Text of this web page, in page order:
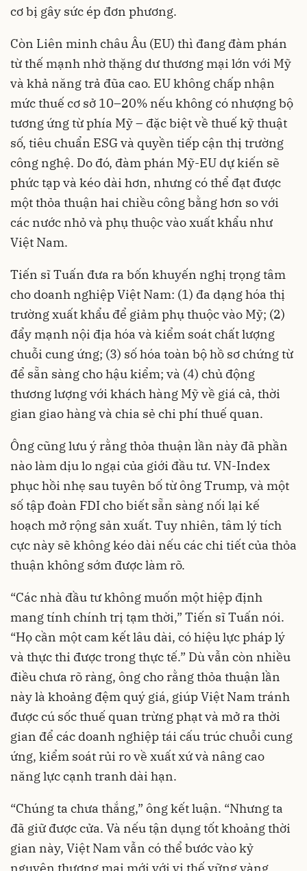
cơ bị gây sức ép đơn phương.
Còn Liên minh châu Âu (EU) thì đang đàm phán
từ thế mạnh nhờ thặng dư thương mại lớn với Mỹ
và khả năng trả đũa cao. EU không chấp nhận
mức thuế cơ sở 10–20% nếu không có nhượng bộ
tương ứng từ phía Mỹ – đặc biệt về thuế kỹ thuật
số, tiêu chuẩn ESG và quyền tiếp cận thị trường
công nghệ. Do đó, đàm phán Mỹ-EU dự kiến sẽ
phức tạp và kéo dài hơn, nhưng có thể đạt được
một thỏa thuận hai chiều công bằng hơn so với
các nước nhỏ và phụ thuộc vào xuất khẩu như
Việt Nam.
Tiến sĩ Tuấn đưa ra bốn khuyến nghị trọng tâm
cho doanh nghiệp Việt Nam: (1) đa dạng hóa thị
trường xuất khẩu để giảm phụ thuộc vào Mỹ; (2)
đẩy mạnh nội địa hóa và kiểm soát chất lượng
chuỗi cung ứng; (3) số hóa toàn bộ hồ sơ chứng từ
để sẵn sàng cho hậu kiểm; và (4) chủ động
thương lượng với khách hàng Mỹ về giá cả, thời
gian giao hàng và chia sẻ chi phí thuế quan.
Ông cũng lưu ý rằng thỏa thuận lần này đã phần
nào làm dịu lo ngại của giới đầu tư. VN-Index
phục hồi nhẹ sau tuyên bố từ ông Trump, và một
số tập đoàn FDI cho biết sẵn sàng nối lại kế
hoạch mở rộng sản xuất. Tuy nhiên, tâm lý tích
cực này sẽ không kéo dài nếu các chi tiết của thỏa
thuận không sớm được làm rõ.
“Các nhà đầu tư không muốn một hiệp định
mang tính chính trị tạm thời,” Tiến sĩ Tuấn nói.
“Họ cần một cam kết lâu dài, có hiệu lực pháp lý
và thực thi được trong thực tế.” Dù vẫn còn nhiều
điều chưa rõ ràng, ông cho rằng thỏa thuận lần
này là khoảng đệm quý giá, giúp Việt Nam tránh
được cú sốc thuế quan trừng phạt và mở ra thời
gian để các doanh nghiệp tái cấu trúc chuỗi cung
ứng, kiểm soát rủi ro về xuất xứ và nâng cao
năng lực cạnh tranh dài hạn.
“Chúng ta chưa thắng,” ông kết luận. “Nhưng ta
đã giữ được cửa. Và nếu tận dụng tốt khoảng thời
gian này, Việt Nam vẫn có thể bước vào kỷ
nguyên thương mại mới với vị thế vững vàng